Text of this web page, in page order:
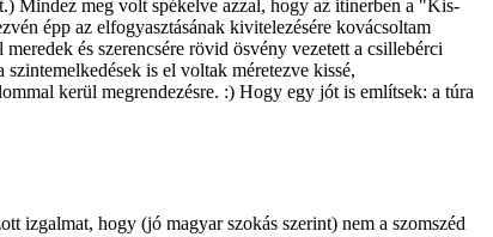
Mindez meg volt spékelve azzal, hogy az itinerben a "Kis-
épp az elfogyasztásának kivitelezésére kovácsoltam
és szerencsére rövid ösvény vezetett a csillebérci
is el voltak méretezve kissé,
kerül megrendezésre. :) Hogy egy jót is említsek: a túra
izgalmat, hogy (jó magyar szokás szerint) nem a szomszéd